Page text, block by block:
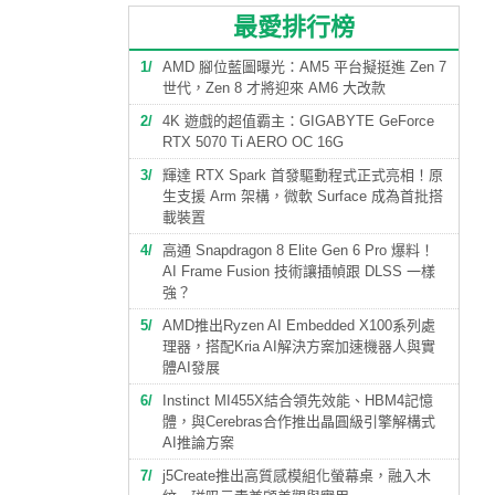
最愛排行榜
1
AMD 腳位藍圖曝光：AM5 平台擬挺進 Zen 7
世代，Zen 8 才將迎來 AM6 大改款
2
4K 遊戲的超值霸主：GIGABYTE GeForce
RTX 5070 Ti AERO OC 16G
3
輝達 RTX Spark 首發驅動程式正式亮相！原
生支援 Arm 架構，微軟 Surface 成為首批搭
載裝置
4
高通 Snapdragon 8 Elite Gen 6 Pro 爆料！
AI Frame Fusion 技術讓插幀跟 DLSS 一樣
強？
5
AMD推出Ryzen AI Embedded X100系列處
理器，搭配Kria AI解決方案加速機器人與實
體AI發展
6
Instinct MI455X結合領先效能、HBM4記憶
體，與Cerebras合作推出晶圓級引擎解構式
AI推論方案
7
j5Create推出高質感模組化螢幕桌，融入木